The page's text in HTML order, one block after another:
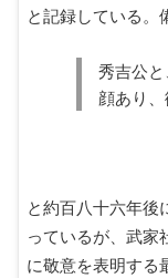
と記録している。
秀吉公
顔あり
と約百八十六年後
っているが、武家
に敬意を表明する